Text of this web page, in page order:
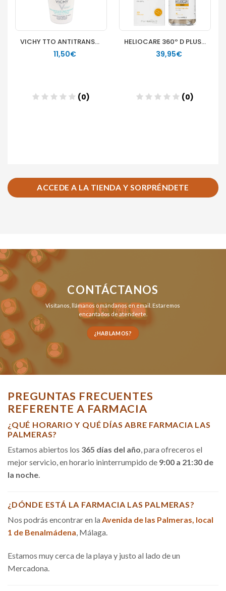
ACCEDE A LA TIENDA Y SORPRÉNDETE
CONTÁCTANOS
Visítanos, llámanosomándanos en email . Estaremos
encantados de atenderte.
¿HABLAMOS?
PREGUNTAS FRECUENTES
REFERENTE A FARMACIA
¿QUÉ HORARIO Y QUÉ DÍAS ABRE FARMACIA LAS
PALMERAS?
Estamos abiertos los 365 días del año, para ofreceros el
mejor servicio, en horario ininterrumpido de 9:00 a 21:30 de
la noche.
¿DÓNDE ESTÁ LA FARMACIA LAS PALMERAS?
Nos podrás encontrar en la Avenida de las Palmeras, local
1 de Benalmádena, Málaga.
Estamos muy cerca de la playa y justo al lado de un
Mercadona.